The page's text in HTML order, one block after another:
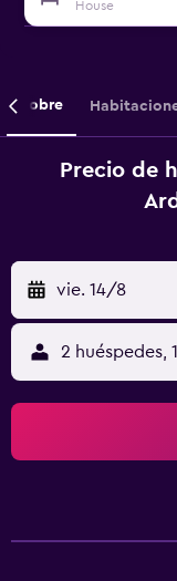
House
Sobre
Precio de
vie. 14/8
2 huéspedes,